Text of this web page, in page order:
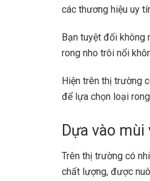
các thương hiệu uy
Bạn tuyệt đối không
rong nho trôi nổi
Hiện trên thị trường
để lựa chọn loại
Dựa vào
Trên thị trường có
chất lượng, được